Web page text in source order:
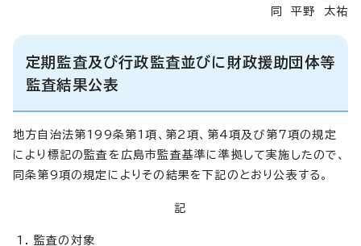
同 平野 太祐
定期監査及び行政監査並びに財政援助団体等
監査結果公表
地方自治法第199条第1項、第2項、第4項及び第7項の規定
により標記の監査を広島市監査基準に準拠して実施したので、
同条第9項の規定によりその結果を下記のとおり公表する。
記
監査の対象